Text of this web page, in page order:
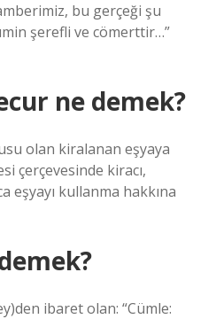
bu gerçeği şu
şerefli ve cömerttir…”
ne demek?
olan kiralanan eşyaya
çerçevesinde kiracı,
eşyayı kullanma hakkına
ibaret olan: “Cümle: